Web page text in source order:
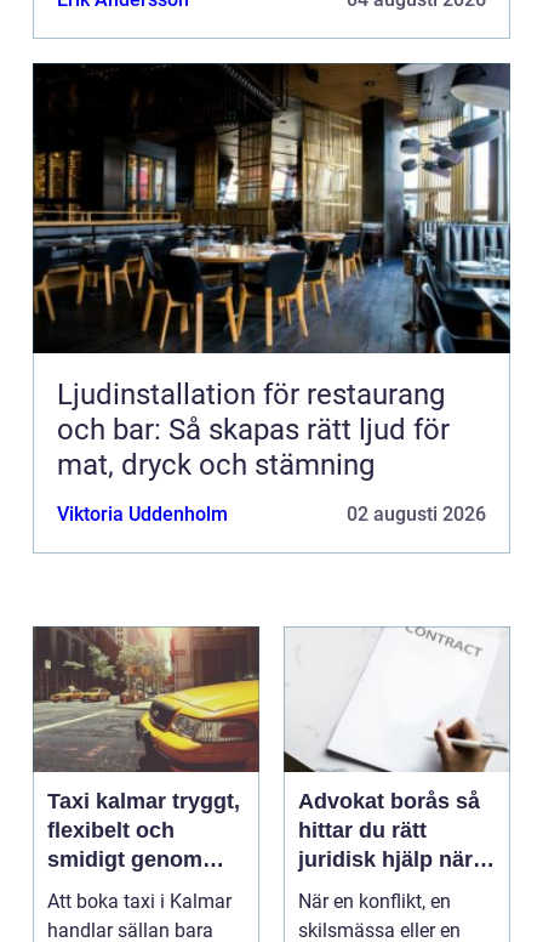
Ljudinstallation för restaurang
och bar: Så skapas rätt ljud för
mat, dryck och stämning
Viktoria Uddenholm 02 augusti 2026
Taxi kalmar tryggt,
flexibelt och
smidigt genom
hela resan
Att boka taxi i Kalmar
handlar sällan bara
Advokat borås så
hittar du rätt
juridisk hjälp när
livet krånglar
När en konflikt, en
skilsmässa eller en